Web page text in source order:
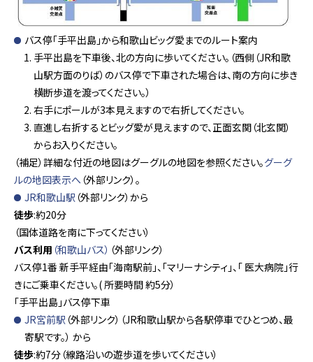
バス停「手平出島」から和歌山ビッグ愛までのルート案内
手平出島を下車後、北の方向に歩いてください。（西側（JR和歌
山駅方面のりば）のバス停で下車された場合は、南の方向に歩き
横断歩道を渡ってください。）
右手にポールが3本見えますので右折してください。
直進し右折するとビッグ愛が見えますので、正面玄関（北玄関）
からお入りください。
（補足）詳細な付近の地図はグーグルの地図を参照ください。グーグ
ルの地図表示へ （外部リンク）。
JR和歌山駅 （外部リンク）から
徒歩:約20分
（国体道路を南に下ってください）
バス利用 （和歌山バス） （外部リンク）
バス停1番 新手平経由「海南駅前」、「マリーナシティ」、「 医大病院」行
きにご乗車ください。( 所要時間 約5分）
「手平出島」バス停下車
JR宮前駅 （外部リンク）（JR和歌山駅から各駅停車でひとつめ、最
寄駅です。） から
徒歩:約7分（線路沿いの遊歩道を歩いてください）